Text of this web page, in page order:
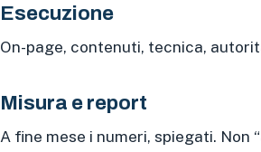
Esecuzione
On-page, contenuti, tecnica,
Misura e report
A fine mese i numeri, spiegati. Non